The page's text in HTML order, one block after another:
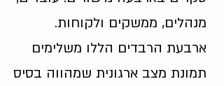
מנהלים, ממשקים ולקוחות.
ארבעת הרבדים הללו משלימים
תמונת מצב ארגונית שמהווה בסיס